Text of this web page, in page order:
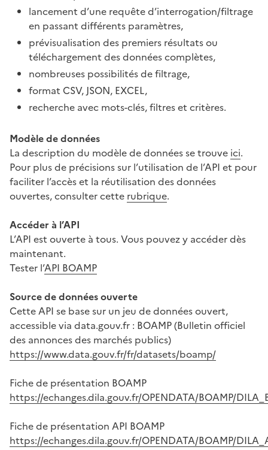
lancement d’une requête d’interrogation/filtrage
en passant différents paramètres,
prévisualisation des premiers résultats ou
téléchargement des données complètes,
nombreuses possibilités de filtrage,
format CSV, JSON, EXCEL,
recherche avec mots-clés, filtres et critères.
Modèle de données
La description du modèle de données se trouve ici.
Pour plus de précisions sur l’utilisation de l’API et pour
faciliter l’accès et la réutilisation des données
ouvertes, consulter cette rubrique.
Accéder à l’API
L’API est ouverte à tous. Vous pouvez y accéder dès
maintenant.
Tester l’API BOAMP
Source de données ouverte
Cette API se base sur un jeu de données ouvert,
accessible via data.gouv.fr : BOAMP (Bulletin officiel
des annonces des marchés publics)
https://www.data.gouv.fr/fr/datasets/boamp/
Fiche de présentation BOAMP
https://echanges.dila.gouv.fr/OPENDATA/BOAMP/
Fiche de présentation API BOAMP
https://echanges.dila.gouv.fr/OPENDATA/BOAMP/